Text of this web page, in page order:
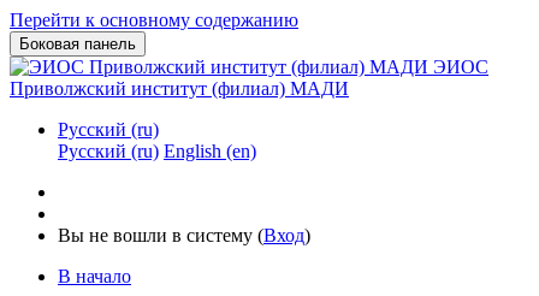
Перейти к основному содержанию
Боковая панель
ЭИОС
Приволжский институт (филиал) МАДИ
Русский ‎(ru)‎
Русский ‎(ru)‎ English ‎(en)‎
Вы не вошли в систему (Вход)
В начало